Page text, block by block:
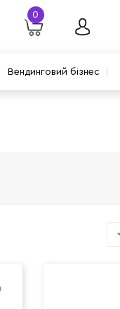
Вендинговий бізнес
0